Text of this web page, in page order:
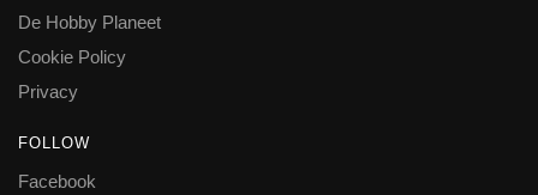
De Hobby Planeet
Cookie Policy
Privacy
FOLLOW
Facebook